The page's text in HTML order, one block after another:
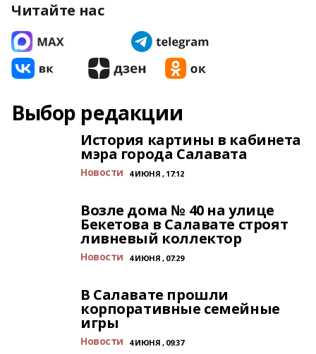
Читайте нас
Выбор редакции
История картины в кабинета
мэра города Салавата
Новости 4 ИЮНЯ , 17:12
Возле дома № 40 на улице
Бекетова в Салавате строят
ливневый коллектор
Новости 4 ИЮНЯ , 07:29
В Салавате прошли
корпоративные семейные
игры
Новости 4 ИЮНЯ , 09:37